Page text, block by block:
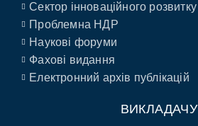
Сектор інноваційного розвитку
Проблемна НДР
Наукові форуми
Фахові видання
Електронний архів публікацій
ВИКЛАДАЧУ